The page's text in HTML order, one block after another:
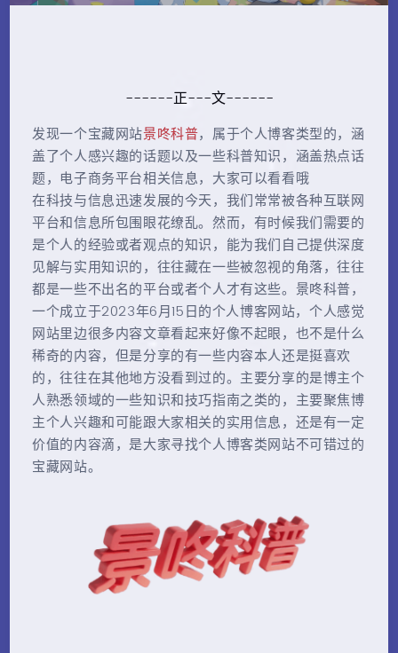
------正---文------
发现一个宝藏网站景咚科普，属于个人博客类型的，涵
盖了个人感兴趣的话题以及一些科普知识，涵盖热点话
题，电子商务平台相关信息，大家可以看看哦
在科技与信息迅速发展的今天，我们常常被各种互联网
平台和信息所包围眼花缭乱。然而，有时候我们需要的
是个人的经验或者观点的知识，能为我们自己提供深度
见解与实用知识的，往往藏在一些被忽视的角落，往往
都是一些不出名的平台或者个人才有这些。景咚科普，
一个成立于2023年6月15日的个人博客网站，个人感觉
网站里边很多内容文章看起来好像不起眼，也不是什么
稀奇的内容，但是分享的有一些内容本人还是挺喜欢
的，往往在其他地方没看到过的。主要分享的是博主个
人熟悉领域的一些知识和技巧指南之类的，主要聚焦博
主个人兴趣和可能跟大家相关的实用信息，还是有一定
价值的内容滴，是大家寻找个人博客类网站不可错过的
宝藏网站。